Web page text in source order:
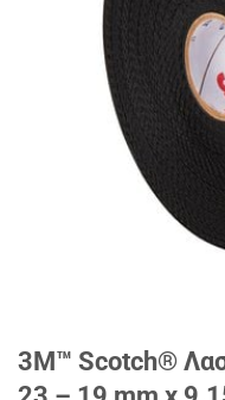
3Μ™ Scotch®